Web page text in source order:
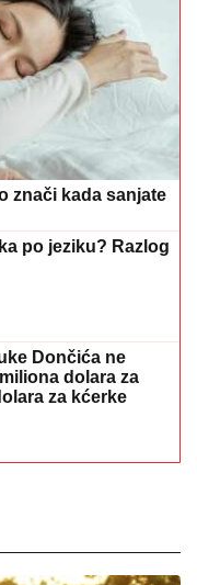
znači kada sanjate
po jeziku? Razlog
Dončića ne
dolara za
za kćerke